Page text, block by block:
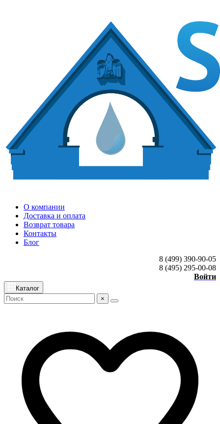
О компании
Доставка и оплата
Возврат товара
Контакты
Блог
8 (499) 390-90-05
8 (495) 295-00-08
Войти
Каталог
×